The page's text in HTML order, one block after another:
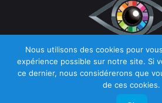
Copyright © 2026Hypnose et
réservés.
Privium – Des services qui soutiennent vos
psychotherapeutes et
Nous utilisons des cookies pour
expérience possible sur notre site. Si
ce dernier, nous considérerons que
de ces cookies.